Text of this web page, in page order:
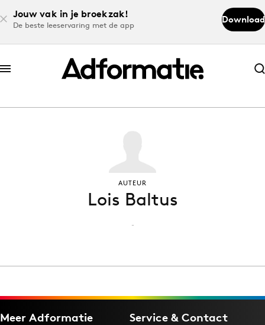
Jouw vak in je broekzak!
De beste leeservaring met de app
Download
Abonneer nu
Abonneer nu
Download de app
Volg het laatste nieuws via de Adformatie
Menu
AUTEUR
Lois Baltus
-
Meer Adformatie Service & Contact